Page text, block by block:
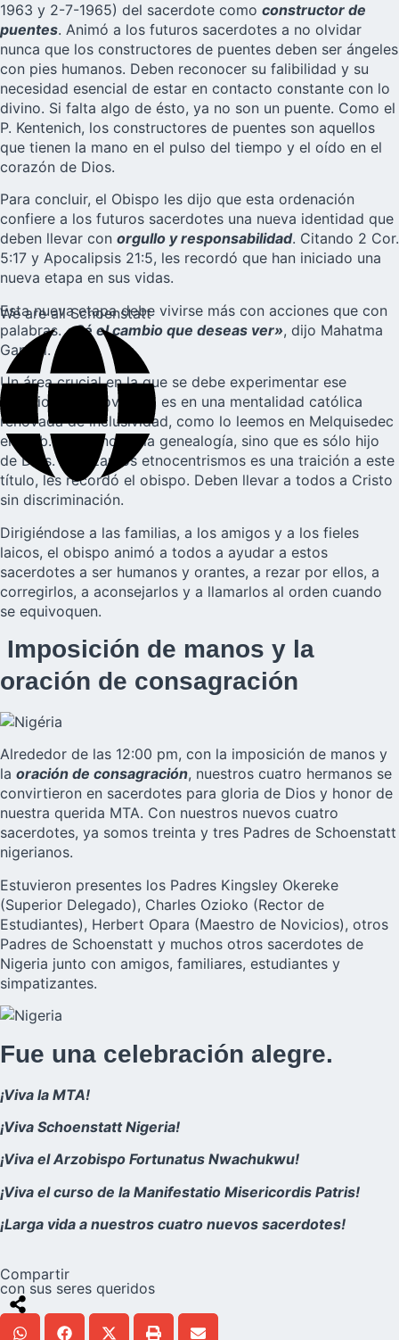
1963 y 2-7-1965) del sacerdote como constructor de
puentes. Animó a los futuros sacerdotes a no olvidar
nunca que los constructores de puentes deben ser ángeles
con pies humanos. Deben reconocer su falibilidad y su
necesidad esencial de estar en contacto constante con lo
divino. Si falta algo de ésto, ya no son un puente. Como el
P. Kentenich, los constructores de puentes son aquellos
que tienen la mano en el pulso del tiempo y el oído en el
corazón de Dios.
Para concluir, el Obispo les dijo que esta ordenación
confiere a los futuros sacerdotes una nueva identidad que
deben llevar con orgullo y responsabilidad. Citando 2 Cor.
5:17 y Apocalipsis 21:5, les recordó que han iniciado una
nueva etapa en sus vidas.
Esta nueva etapa debe vivirse más con acciones que con
palabras.«Sé el cambio que deseas ver», dijo Mahatma
Gandhi.
Un área crucial en la que se debe experimentar ese
cambio y esa novedad, es en una mentalidad católica
renovada de inclusividad, como lo leemos en Melquisedec
en Heb. 7:3. El no tenía genealogía, sino que es sólo hijo
de Dios. Abrazar los etnocentrismos es una traición a este
título, les recordó el obispo. Deben llevar a todos a Cristo
sin discriminación.
Dirigiéndose a las familias, a los amigos y a los fieles
laicos, el obispo animó a todos a ayudar a estos
sacerdotes a ser humanos y orantes, a rezar por ellos, a
corregirlos, a aconsejarlos y a llamarlos al orden cuando
se equivoquen.
Imposición de manos y la
oración de consagración
Alrededor de las 12:00 pm, con la imposición de manos y
la oración de consagración, nuestros cuatro hermanos se
convirtieron en sacerdotes para gloria de Dios y honor de
nuestra querida MTA. Con nuestros nuevos cuatro
sacerdotes, ya somos treinta y tres Padres de Schoenstatt
nigerianos.
Estuvieron presentes los Padres Kingsley Okereke
(Superior Delegado), Charles Ozioko (Rector de
Estudiantes), Herbert Opara (Maestro de Novicios), otros
Padres de Schoenstatt y muchos otros sacerdotes de
Nigeria junto con amigos, familiares, estudiantes y
simpatizantes.
Fue una celebración alegre.
¡Viva la MTA!
¡Viva Schoenstatt Nigeria!
¡Viva el Arzobispo Fortunatus Nwachukwu!
¡Viva el curso de la Manifestatio Misericordis Patris!
¡Larga vida a nuestros cuatro nuevos sacerdotes!
Compartir
con sus seres queridos
We are all Schoenstatt